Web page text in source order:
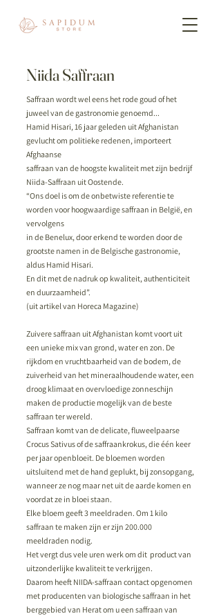
Niida Saffraan
Saffraan wordt wel eens het rode goud of het
juweel van de gastronomie genoemd...
Hamid Hisari, 16 jaar geleden uit Afghanistan
gevlucht om politieke redenen, importeert
Afghaanse
saffraan van de hoogste kwaliteit met zijn bedrijf
Niida-Saffraan uit Oostende.
“Ons doel is om de onbetwiste referentie te
worden voor hoogwaardige saffraan in België, en
vervolgens
in de Benelux, door erkend te worden door de
grootste namen in de Belgische gastronomie,
aldus Hamid Hisari.
En dit met de nadruk op kwaliteit, authenticiteit
en duurzaamheid”.
(uit artikel van Horeca Magazine)
Zuivere saffraan uit Afghanistan komt voort uit
een unieke mix van grond, water en zon. De
rijkdom en vruchtbaarheid van de bodem, de
zuiverheid van het mineraalhoudende water, een
droog klimaat en overvloedige zonneschijn
maken de productie mogelijk van de beste
saffraan ter wereld.
Saffraan komt van de delicate, fluweelpaarse
Crocus Sativus of de saffraankrokus, die één keer
per jaar openbloeit. De bloemen worden
uitsluitend met de hand geplukt, bij zonsopgang,
wanneer ze nog maar net uit de aarde komen en
voordat ze in bloei staan.
Elke bloem geeft 3 meeldraden. Om 1 kilo
saffraan te maken zijn er zijn 200.000
meeldraden nodig.
Het vergt dus vele uren werk om dit product van
uitzonderlijke kwaliteit te verkrijgen.
Daarom heeft NIIDA-saffraan contact opgenomen
met producenten van biologische saffraan in het
berggebied van Herat om u een saffraan van